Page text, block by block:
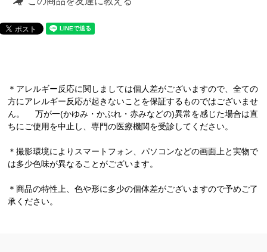
＊アレルギー反応に関しましては個人差がございますので、全ての
方にアレルギー反応が起きないことを保証するものではございませ
ん。 万が一(かゆみ・かぶれ・赤みなどの)異常を感じた場合は直
ちにご使用を中止し、専門の医療機関を受診してください。
＊撮影環境によりスマートフォン、パソコンなどの画面上と実物で
は多少色味が異なることがございます。
＊商品の特性上、色や形に多少の個体差がございますので予めご了
承ください。